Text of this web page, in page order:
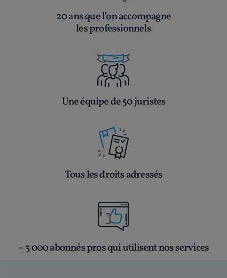
20 ans que l’on accompagne
les professionnels
Une équipe de 50 juristes
Tous les droits adressés
+ 3 000 abonnés pros qui utilisent nos services